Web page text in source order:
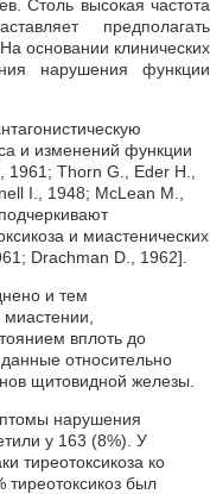
Столь высокая частота
предполагать
основании клинических
нарушения функции
и изменений функции
Thorn G., Eder Н.,
I., 1948; McLean M.,
и миастенических
Drachman D., 1962].
и тем
вплоть до
относительно
щитовидной железы.
нарушения
у 163 (8%). У
тиреотоксикоза ко
был